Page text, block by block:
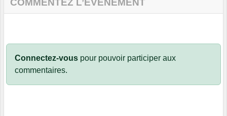
Connectez-vous pour pouvoir participer aux
commentaires.